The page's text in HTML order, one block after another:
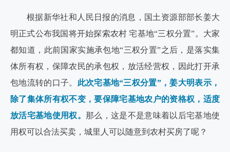
根据新华社和人民日报的消息，国土资源部部长姜大
明正式公布我国将开始探索农村 宅基地“三权分置”。大家
都知道，此前国家实施承包地“三权分置”之后，是落实集
体所有权，保障农民的承包权，放活经营权，因此打开承
包地流转的口子。 此次宅基地“三权分置”，姜大明表示，
除了集体所有权不变，要保障宅基地农户的资格权，适度
放活宅基地使用权。 那么，这是不是意味着以后宅基地使
用权可以合法买卖，城里人可以随意到农村买房了呢？